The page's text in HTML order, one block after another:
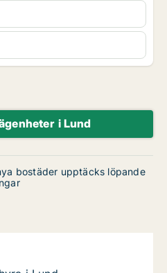
i Lund
bostäder upptäcks löpande
i Lund, Råbylundsvägen
Råbylundsvägen